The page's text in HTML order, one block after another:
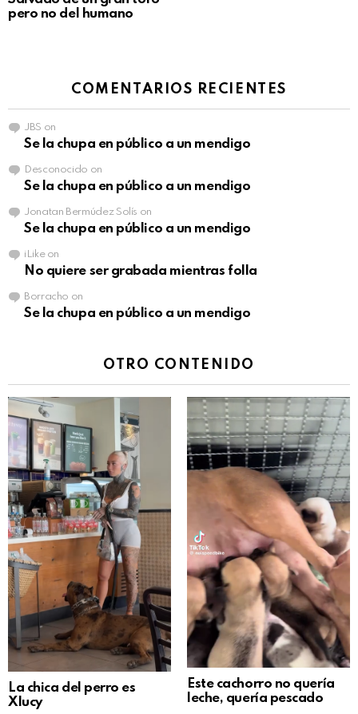
pero no del humano
COMENTARIOS RECIENTES
JBS on
Se la chupa en público a un mendigo
Desconocido on
Se la chupa en público a un mendigo
Jonatan Bermúdez Solís on
Se la chupa en público a un mendigo
iLikeon
No quiere ser grabada mientras folla
Borracho on
Se la chupa en público a un mendigo
OTRO CONTENIDO
La chica del perro es
Xlucy
Este cachorro no quería
leche, quería pescado